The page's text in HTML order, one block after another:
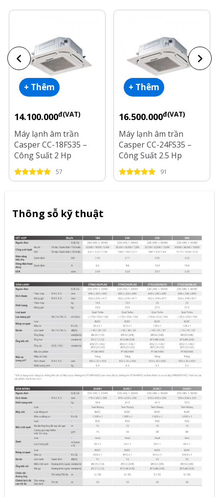
+ Thêm
14.100.000đ(VAT)
Máy lạnh âm trần
Casper CC-18FS35 –
Công Suất 2 Hp
57
+ Thêm
16.500.000đ(VAT)
Máy lạnh âm trần
Casper CC-24FS35 –
Công Suất 2.5 Hp
91
Thông sỗ kỹ thuật